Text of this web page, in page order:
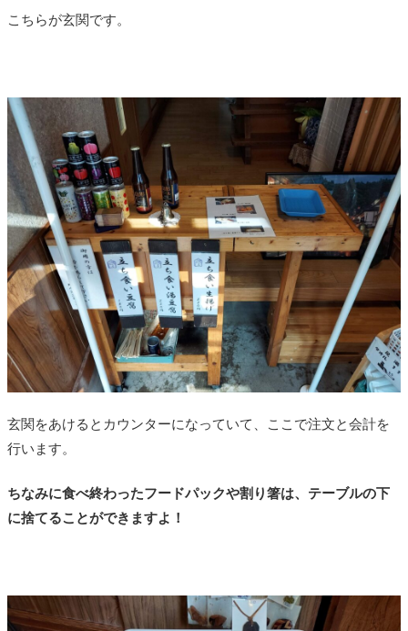
こちらが玄関です。
玄関をあけるとカウンターになっていて、ここで注文と会計を
行います。
ちなみに食べ終わったフードパックや割り箸は、テーブルの下
に捨てることができますよ！